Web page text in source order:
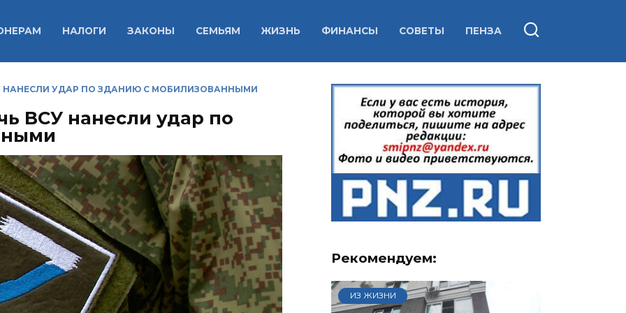
НАЛОГИ ЗАКОНЫ СЕМЬЯМ ЖИЗНЬ ФИНАНСЫ СОВЕТЫ ПЕНЗА
УДАР ПО ЗДАНИЮ С МОБИЛИЗОВАННЫМИ
ВСУ нанесли удар по
Рекомендуем:
ИЗ ЖИЗНИ